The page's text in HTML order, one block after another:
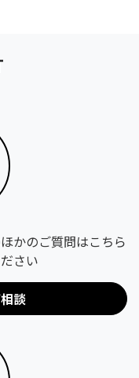
かのご質問はこちら
さい
談